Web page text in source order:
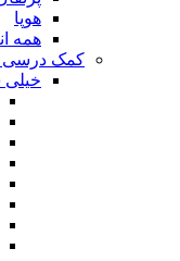
هوپا
همه
کمک درسی
خیلی